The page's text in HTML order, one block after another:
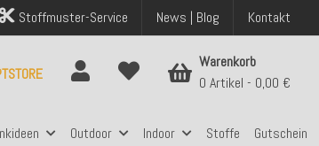
Stoffmuster-Service News | Blog Kontakt
Outdoor Indoor Stoffe Gutschein
Warenkorb
0 Artikel
0,00 €